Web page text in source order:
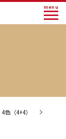
menu
4色（4+4）
>